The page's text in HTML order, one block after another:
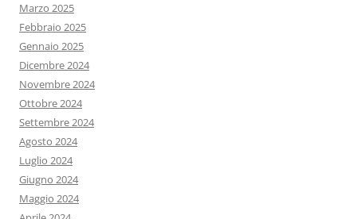
Marzo 2025
Febbraio 2025
Gennaio 2025
Dicembre 2024
Novembre 2024
Ottobre 2024
Settembre 2024
Agosto 2024
Luglio 2024
Giugno 2024
Maggio 2024